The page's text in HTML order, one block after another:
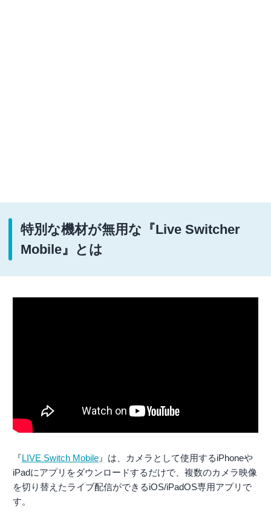
特別な機材が無用な『Live Switcher
Mobile』とは
『LIVE Switch Mobile 』は、カメラとして使用するiPhoneや
iPadにアプリをダウンロードするだけで、複数のカメラ映像
を切り替えたライブ配信ができるiOS/iPadOS専用アプリで
す。